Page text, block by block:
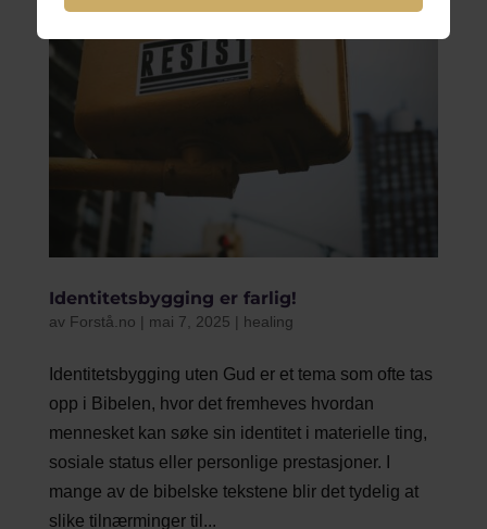
Identitetsbygging er farlig!
av Forstå.no | mai 7, 2025 | healing
Identitetsbygging uten Gud er et tema som ofte tas
opp i Bibelen, hvor det fremheves hvordan
mennesket kan søke sin identitet i materielle ting,
sosiale status eller personlige prestasjoner. I
mange av de bibelske tekstene blir det tydelig at
slike tilnærminger til...